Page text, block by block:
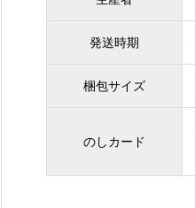
発送時期
梱包サイズ
のしカード